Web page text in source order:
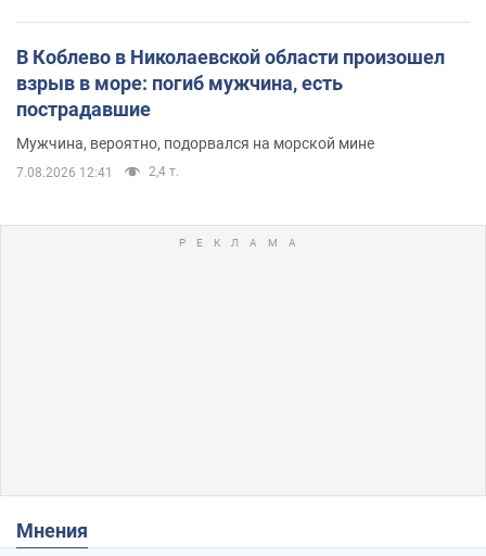
В Коблево в Николаевской области произошел
взрыв в море: погиб мужчина, есть
пострадавшие
Мужчина, вероятно, подорвался на морской мине
7.08.2026 12:41 2,4 т.
Мнения